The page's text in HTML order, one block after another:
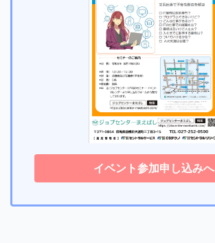
イベント参加申し込みへ